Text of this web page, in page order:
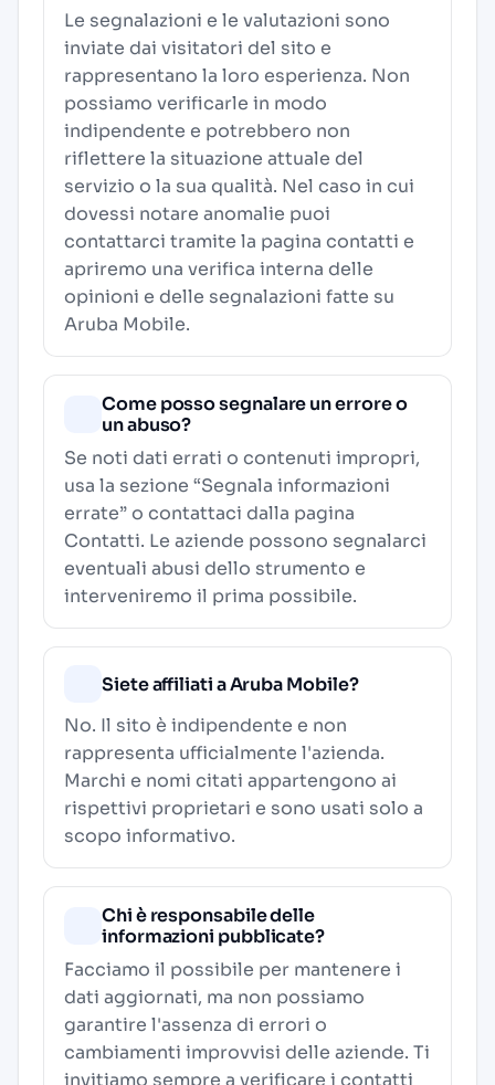
Le segnalazioni e le valutazioni sono
inviate dai visitatori del sito e
rappresentano la loro esperienza. Non
possiamo verificarle in modo
indipendente e potrebbero non
riflettere la situazione attuale del
servizio o la sua qualità. Nel caso in cui
dovessi notare anomalie puoi
contattarci tramite la pagina contatti e
apriremo una verifica interna delle
opinioni e delle segnalazioni fatte su
Aruba Mobile.
Come posso segnalare un errore o
un abuso?
Se noti dati errati o contenuti impropri,
usa la sezione “Segnala informazioni
errate” o contattaci dalla pagina
Contatti. Le aziende possono segnalarci
eventuali abusi dello strumento e
interveniremo il prima possibile.
Siete affiliati a Aruba Mobile?
No. Il sito è indipendente e non
rappresenta ufficialmente l'azienda.
Marchi e nomi citati appartengono ai
rispettivi proprietari e sono usati solo a
scopo informativo.
Chi è responsabile delle
informazioni pubblicate?
Facciamo il possibile per mantenere i
dati aggiornati, ma non possiamo
garantire l'assenza di errori o
cambiamenti improvvisi delle aziende. Ti
invitiamo sempre a verificare i contatti